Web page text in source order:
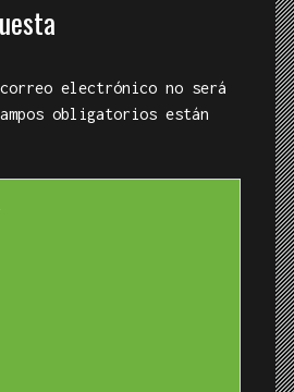
electrónico no será
obligatorios están